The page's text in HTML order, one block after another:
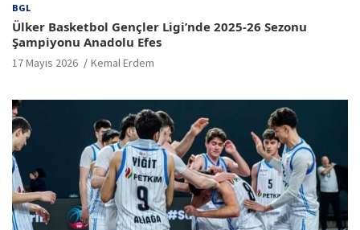
BGL
Ülker Basketbol Gençler Ligi’nde 2025-26 Sezonu
Şampiyonu Anadolu Efes
17 Mayıs 2026 Kemal Erdem